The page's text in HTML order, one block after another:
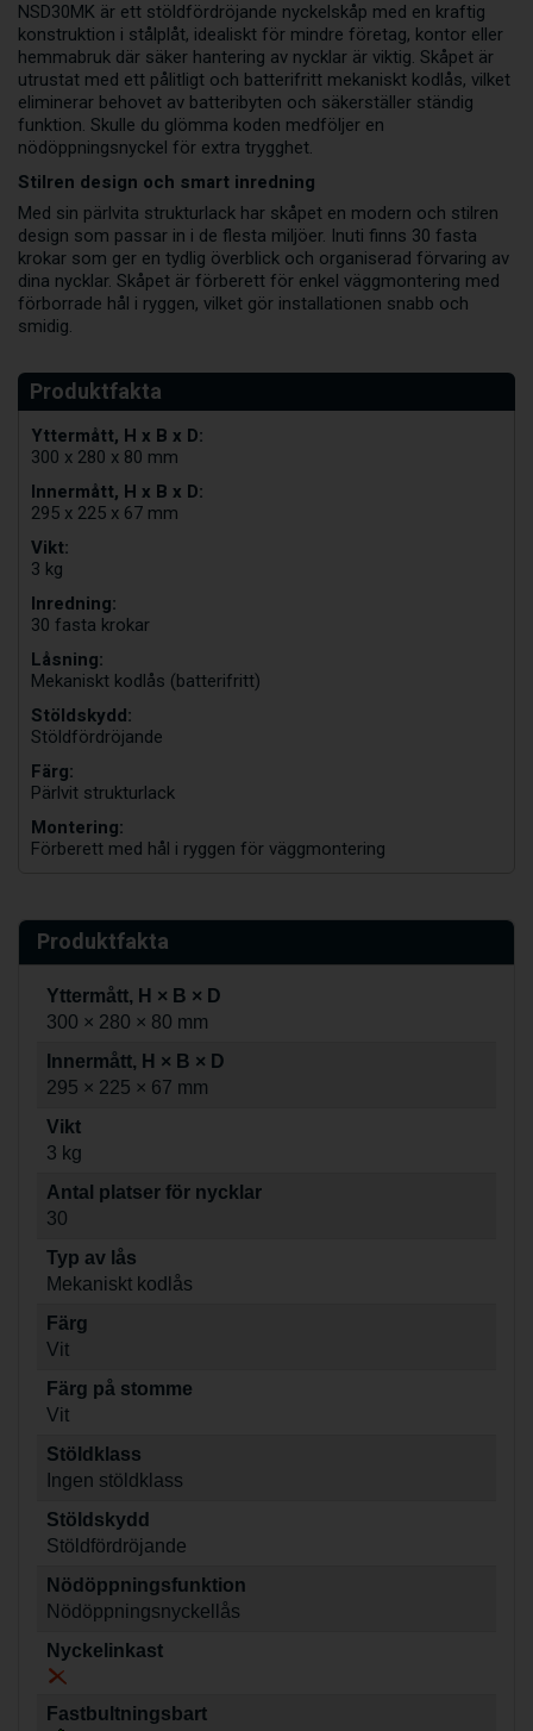
NSD30MK är ett stöldfördröjande nyckelskåp med en kraftig
konstruktion i stålplåt, idealiskt för mindre företag, kontor eller
hemmabruk där säker hantering av nycklar är viktig. Skåpet är
utrustat med ett pålitligt och batterifritt mekaniskt kodlås, vilket
eliminerar behovet av batteribyten och säkerställer ständig
funktion. Skulle du glömma koden medföljer en
nödöppningsnyckel för extra trygghet.
Stilren design och smart inredning
Med sin pärlvita strukturlack har skåpet en modern och stilren
design som passar in i de flesta miljöer. Inuti finns 30 fasta
krokar som ger en tydlig överblick och organiserad förvaring av
dina nycklar. Skåpet är förberett för enkel väggmontering med
förborrade hål i ryggen, vilket gör installationen snabb och
smidig.
Yttermått, H x B x D:
300 x 280 x 80 mm
Innermått, H x B x D:
295 x 225 x 67 mm
Vikt:
3 kg
Inredning:
30 fasta krokar
Låsning:
Mekaniskt kodlås (batterifritt)
Stöldskydd:
Stöldfördröjande
Färg:
Pärlvit strukturlack
Montering:
Förberett med hål i ryggen för väggmontering
Produktfakta
Yttermått, H × B × D
300 × 280 × 80 mm
Innermått, H × B × D
295 × 225 × 67 mm
Vikt
3 kg
Antal platser för nycklar
30
Typ av lås
Mekaniskt kodlås
Färg
Vit
Färg på stomme
Vit
Stöldklass
Ingen stöldklass
Stöldskydd
Stöldfördröjande
Nödöppningsfunktion
Nödöppningsnyckellås
Nyckelinkast
Fastbultningsbart